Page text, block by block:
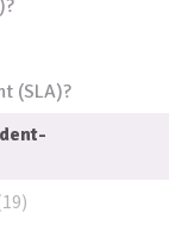
(SLA)?